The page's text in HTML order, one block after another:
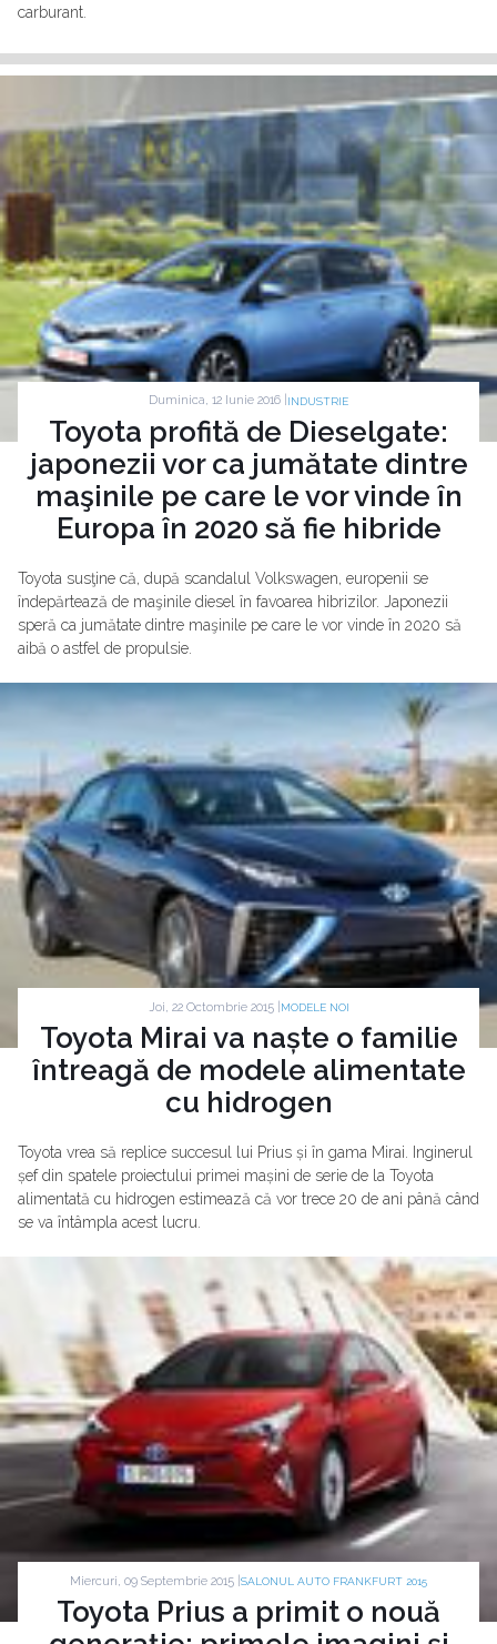
carburant.
Duminica, 12 Iunie 2016 | INDUSTRIE
Toyota profită de Dieselgate:
japonezii vor ca jumătate dintre
maşinile pe care le vor vinde în
Europa în 2020 să fie hibride
Toyota susţine că, după scandalul Volkswagen, europenii se
îndepărtează de maşinile diesel în favoarea hibrizilor. Japonezii
speră ca jumătate dintre maşinile pe care le vor vinde în 2020 să
aibă o astfel de propulsie.
Joi, 22 Octombrie 2015 | MODELE NOI
Toyota Mirai va naște o familie
întreagă de modele alimentate
cu hidrogen
Toyota vrea să replice succesul lui Prius și în gama Mirai. Inginerul
șef din spatele proiectului primei mașini de serie de la Toyota
alimentată cu hidrogen estimează că vor trece 20 de ani până când
se va întâmpla acest lucru.
Miercuri, 09 Septembrie 2015 | SALONUL AUTO FRANKFURT 2015
Toyota Prius a primit o nouă